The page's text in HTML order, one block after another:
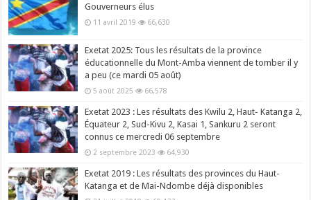
Gouverneurs élus
11 avril 2019 66,630
Exetat 2025: Tous les résultats de la province
éducationnelle du Mont-Amba viennent de tomber il y
a peu (ce mardi 05 août)
5 août 2025 66,578
Exetat 2023 : Les résultats des Kwilu 2, Haut- Katanga 2,
Équateur 2, Sud-Kivu 2, Kasai 1, Sankuru 2 seront
connus ce mercredi 06 septembre
2 septembre 2023 64,930
Exetat 2019 : Les résultats des provinces du Haut-
Katanga et de Mai-Ndombe déjà disponibles